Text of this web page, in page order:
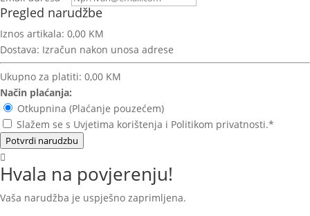
Pregled narudžbe
Iznos artikala: 0,00 KM
Dostava: Izračun nakon unosa adrese
Ukupno za platiti: 0,00 KM
Način plaćanja:
Otkupnina (Plaćanje pouzećem)
Slažem se s Uvjetima korištenja i Politikom privatnosti.*
Potvrdi narudzbu
Hvala na povjerenju!
Vaša narudžba je uspješno zaprimljena.